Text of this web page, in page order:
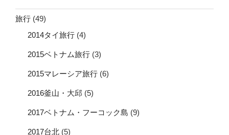
旅行 (49)
2014タイ旅行 (4)
2015ベトナム旅行 (3)
2015マレーシア旅行 (6)
2016釜山・大邱 (5)
2017ベトナム・フーコック島 (9)
2017台北 (5)